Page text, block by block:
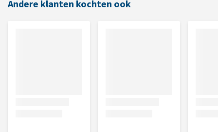
Andere klanten kochten ook